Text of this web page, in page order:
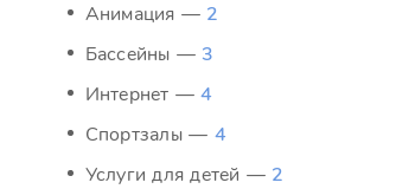
Анимация — 2
Бассейны — 3
Интернет —4
Спортзалы — 4
Услуги для детей — 2